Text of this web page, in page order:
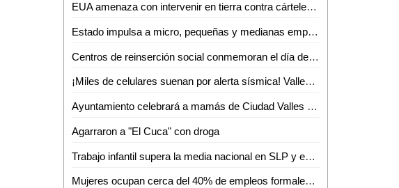
EUA amenaza con intervenir en tierra contra cárteles mexicanos
Estado impulsa a micro, pequeñas y medianas empresas con más de 7.8 mdp en financiamientos
Centros de reinserción social conmemoran el día de las madres con diversas actividades
¡Miles de celulares suenan por alerta sísmica! Valles se une al Simulacro Nacional 2026
Ayuntamiento celebrará a mamás de Ciudad Valles con servicios de belleza gratuitos
Agarraron a "El Cuca" con droga
Trabajo infantil supera la media nacional en SLP y expone a miles de menores
Mujeres ocupan cerca del 40% de empleos formales en San Luis Potosí